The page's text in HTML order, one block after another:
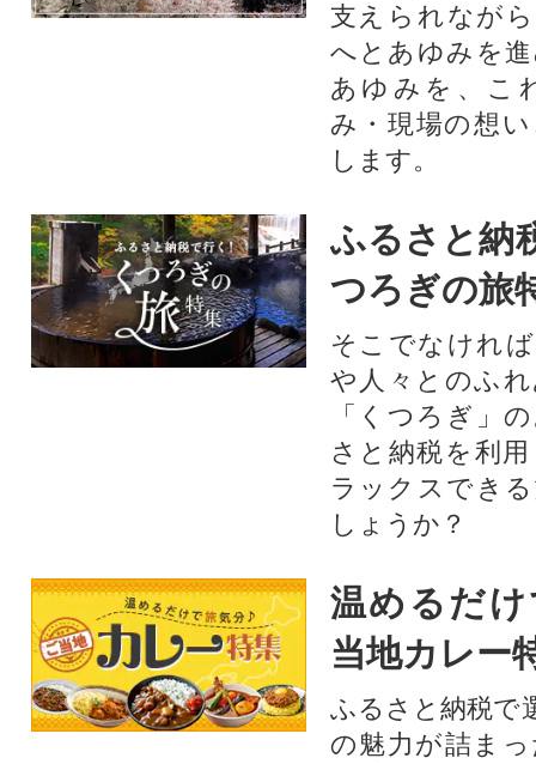
支えられなが
へとあゆみを
あゆみを、こ
み・現場の想
します。
ふるさと納
つろぎの旅
そこでなけれ
や人々とのふ
「くつろぎ」
さと納税を利
ラックスでき
しょうか？
温めるだ
当地カレー
ふるさと納税で
の魅力が詰ま